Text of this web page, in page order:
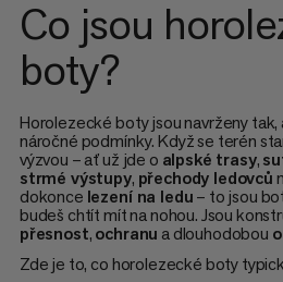
Co jsou
boty?
Horolezecké boty jsou navrženy tak,
náročné podmínky. Když se terén
výzvou – ať už jde o alpské trasy,
strmé výstupy, přechody ledovců
dokonce lezení na ledu– to jsou
budeš chtít mít na nohou. Jsou
přesnost,ochranu a dlouhodobou
Zde je to, co horolezecké boty